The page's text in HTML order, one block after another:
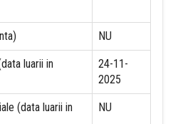
NU
luarii in
24-11-
2025
(data luarii in
NU